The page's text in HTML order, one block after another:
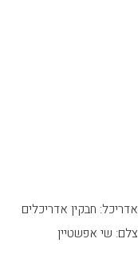
אדריכל: חבקין אדריכלים
צלם: שי אפשטיין